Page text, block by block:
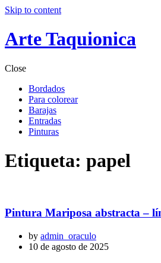
Skip to content
Arte Taquionica
Close
Bordados
Para colorear
Barajas
Entradas
Pinturas
Etiqueta: papel
Pintura Mariposa abstracta –
by admin_oraculo
10 de agosto de 2025